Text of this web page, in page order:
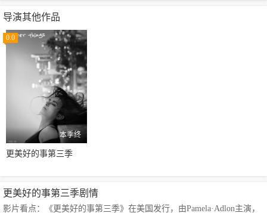
导演其他作品
0.0
本季终
更美好的事第三季
更美好的事第三季剧情
影片看点：《更美好的事第三季》在美国发行，由Pamela·Adlon主演，